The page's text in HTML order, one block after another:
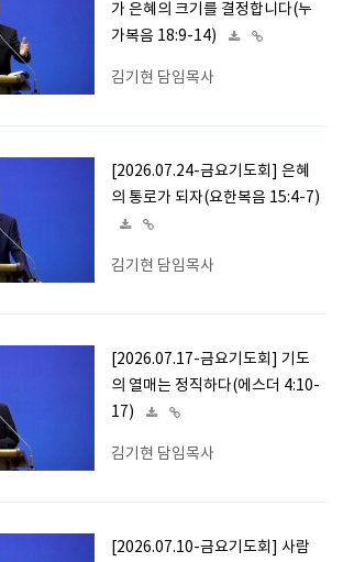
가 은혜의 크기를 결정합니다(누
가복음 18:9-14)
김기현 담임목사
[2026.07.24-금요기도회] 은혜
의 통로가 되자(요한복음 15:4-7)
김기현 담임목사
[2026.07.17-금요기도회] 기도
의 열매는 정직하다(에스더 4:10-
17)
김기현 담임목사
[2026.07.10-금요기도회] 사람